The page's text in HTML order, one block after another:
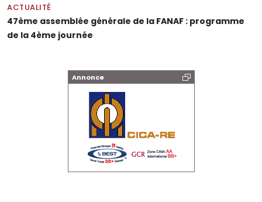
ACTUALITÉ
47ème assemblée générale de la FANAF : programme
de la 4ème journée
Annonce